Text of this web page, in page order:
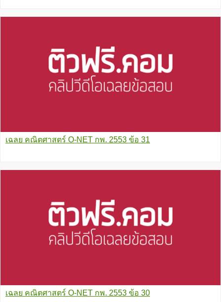
เฉลย คณิตศาสตร์ O-NET กพ. 2553 ข้อ 31
เฉลย คณิตศาสตร์ O-NET กพ. 2553 ข้อ 30